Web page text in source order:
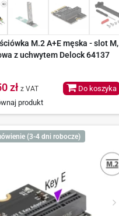
M.2 A+E męska - slot M,
z uchwytem Delock 64137
zł z VAT
produkt
Do koszyka
(3-4 dni robocze)